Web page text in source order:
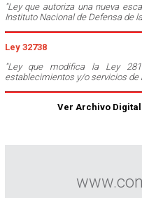
"Ley que autoriza una nueva
Instituto Nacional de Defensa de
Ley 32738
"Ley que modifica la Ley
establecimientos y/o servicios de
Ver Archivo